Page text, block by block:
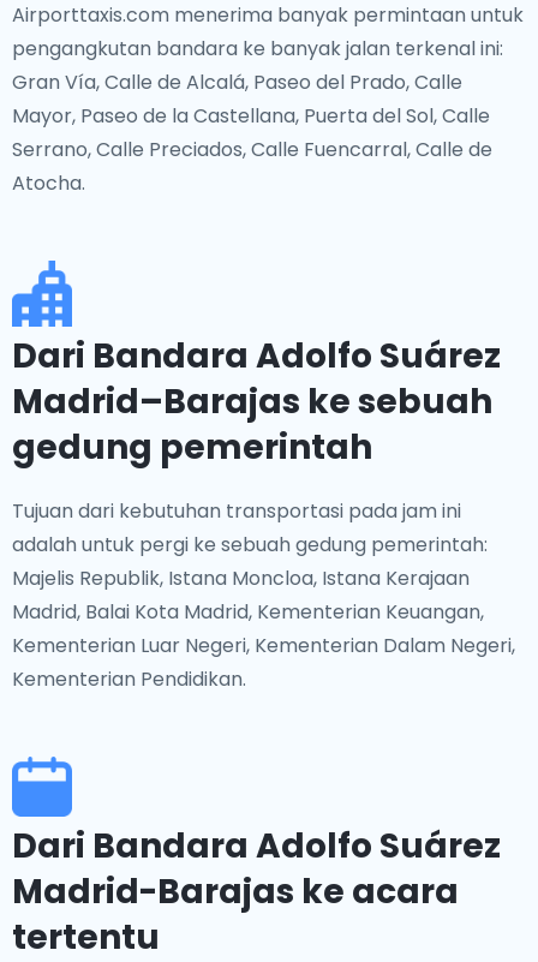
Airporttaxis.com menerima banyak permintaan untuk
pengangkutan bandara ke banyak jalan terkenal ini:
Gran Vía, Calle de Alcalá, Paseo del Prado, Calle
Mayor, Paseo de la Castellana, Puerta del Sol, Calle
Serrano, Calle Preciados, Calle Fuencarral, Calle de
Atocha.
Dari Bandara Adolfo Suárez
Madrid–Barajas ke sebuah
gedung pemerintah
Tujuan dari kebutuhan transportasi pada jam ini
adalah untuk pergi ke sebuah gedung pemerintah:
Majelis Republik, Istana Moncloa, Istana Kerajaan
Madrid, Balai Kota Madrid, Kementerian Keuangan,
Kementerian Luar Negeri, Kementerian Dalam Negeri,
Kementerian Pendidikan.
Dari Bandara Adolfo Suárez
Madrid-Barajas ke acara
tertentu